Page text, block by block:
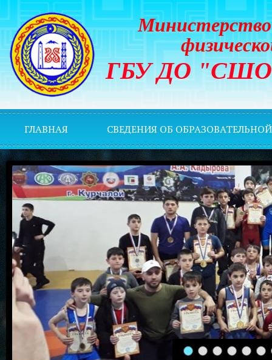
Министерство
ГБУ ДО "СШОР
ГЛАВНАЯ СВЕДЕНИЯ ОБ
1 2 3 4 5 6